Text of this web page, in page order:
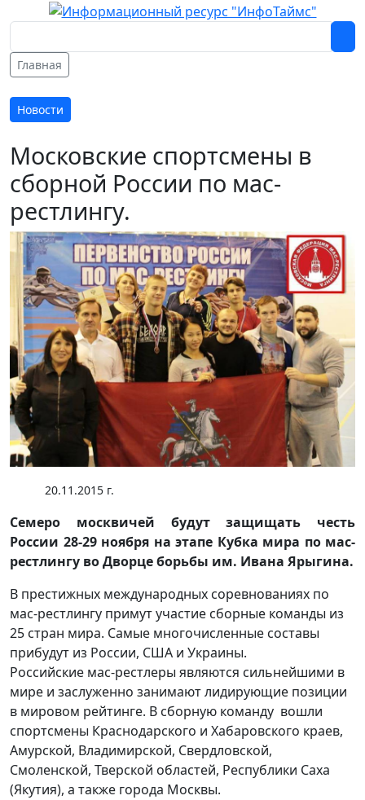
Главная
Новости
Московские спортсмены в
сборной России по мас-
рестлингу.
20.11.2015 г.
Семеро москвичей будут защищать честь
России 28-29 ноября на этапе Кубка мира по мас-
рестлингу во Дворце борьбы им. Ивана Ярыгина.
В престижных международных соревнованиях по
мас-рестлингу примут участие сборные команды из
25 стран мира. Самые многочисленные составы
прибудут из России, США и Украины.
Российские мас-рестлеры являются сильнейшими в
мире и заслуженно занимают лидирующие позиции
в мировом рейтинге. В сборную команду вошли
спортсмены Краснодарского и Хабаровского краев,
Амурской, Владимирской, Свердловской,
Смоленской, Тверской областей, Республики Саха
(Якутия), а также города Москвы.